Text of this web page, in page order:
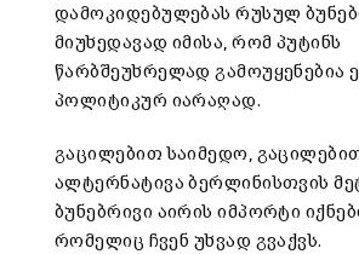
დამოკიდებულებას რუსულ
მიუხედავად იმისა, რომ პუტინს
წარბშეუხრელად გამოუყენებია
პოლიტიკურ იარაღად.
გაცილებით საიმედო,
ალტერნატივა ბერლინისთვის
ბუნებრივი აირის იმპორტი
რომელიც ჩვენ უხვად გვაქვს.